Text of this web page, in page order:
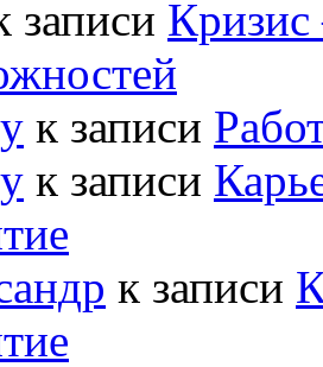
записи
к записи
к записи
к записи